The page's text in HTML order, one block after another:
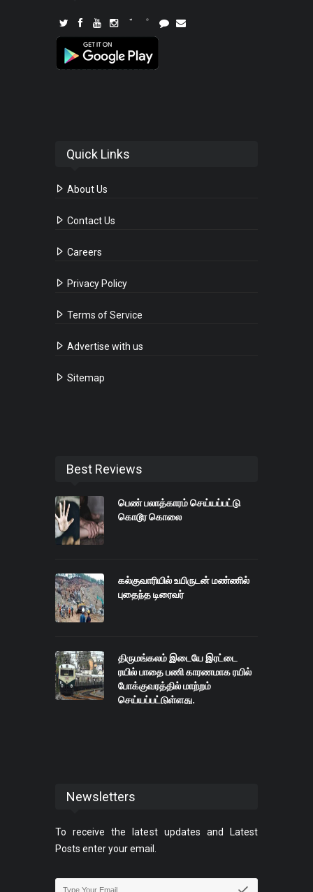
Quick Links
About Us
Contact Us
Careers
Privacy Policy
Terms of Service
Advertise with us
Sitemap
Best Reviews
பெண் பலாத்காரம் செய்யப்பட்டு
கொடூர கொலை
கல்குவாரியில் உயிருடன் மண்ணில்
புதைந்த டிரைவர்
திருமங்கலம் இடையே இரட்டை
ரயில் பாதை பணி காரணமாக ரயில்
போக்குவரத்தில் மாற்றம்
செய்யப்பட்டுள்ளது.
Newsletters
To receive the latest updates and Latest
Posts enter your email.